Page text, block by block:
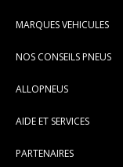
Pneus Continental
Pneus Hankook
Pneus Dunlop
195/65R15
205/60R16
225/45R17
MARQUES VEHICULES
Peugeot
Audi
NOS CONSEILS PNEUS
Pression pneu
ALLOPNEUS
Espace Presse
AIDE ET SERVICES
PARTENAIRES